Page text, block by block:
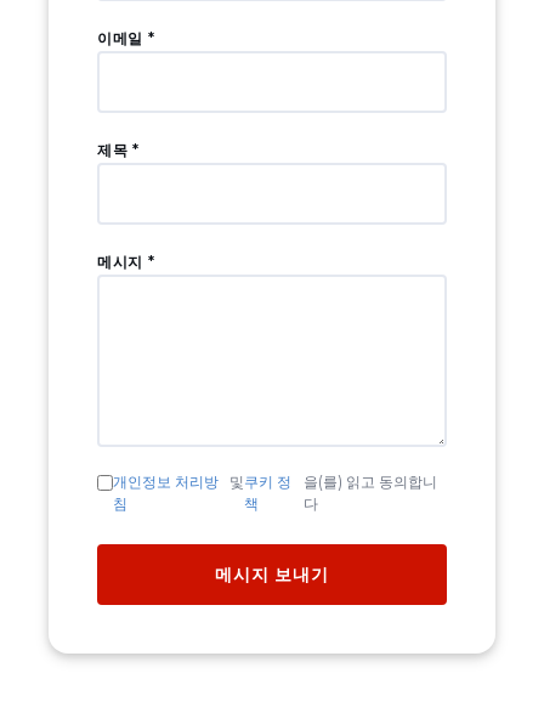
이메일 *
제목 *
메시지 *
개인정보 처리방
침
및 쿠키 정
책
을(를) 읽고 동의합니
다
메시지 보내기